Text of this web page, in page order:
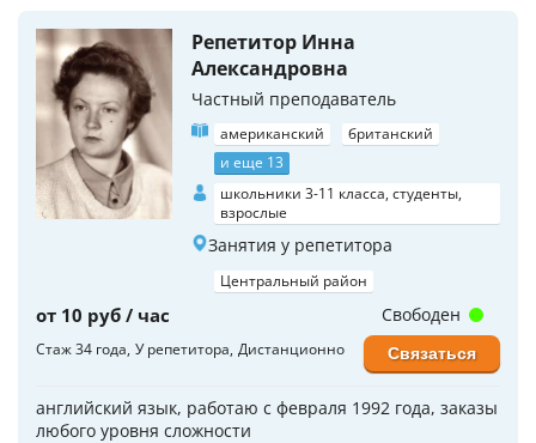
Репетитор Инна
Александровна
Частный преподаватель
американский
британский
и еще 13
школьники 3-11 класса, студенты,
взрослые
Занятия у репетитора
Центральный район
от 10 руб / час
Стаж 34 года У репетитора Дистанционно
английский язык, работаю с февраля 1992 года, заказы
любого уровня сложности
Свободен
Связаться